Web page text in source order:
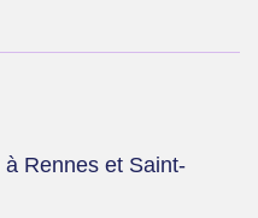
Rennes et Saint-